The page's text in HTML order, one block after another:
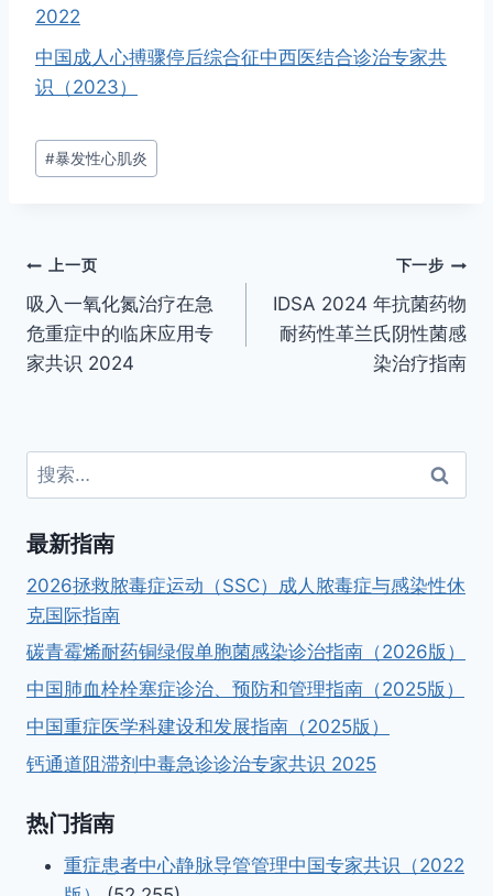
2022
中国成人心搏骤停后综合征中西医结合诊治专家共
识（2023）
文
章
#暴发性心肌炎
文
章
导
上一页
吸入一氧化氮治疗在急
危重症中的临床应用专
家共识 2024
下一步
IDSA 2024 年抗菌药物
耐药性革兰氏阴性菌感
染治疗指南
搜
索：
最新指南
2026拯救脓毒症运动（SSC）成人脓毒症与感染性休
克国际指南
碳青霉烯耐药铜绿假单胞菌感染诊治指南（2026版）
中国肺血栓栓塞症诊治、预防和管理指南（2025版）
中国重症医学科建设和发展指南（2025版）
钙通道阻滞剂中毒急诊诊治专家共识 2025
热门指南
重症患者中心静脉导管管理中国专家共识（2022